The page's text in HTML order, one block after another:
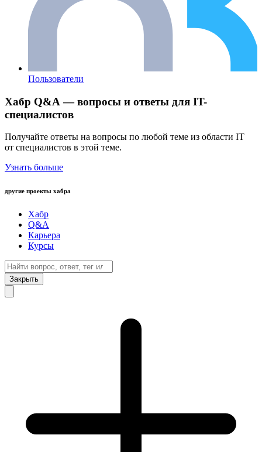
Пользователи
Хабр Q&A — вопросы и ответы для IT-
специалистов
Получайте ответы на вопросы по любой теме из области IT
от специалистов в этой теме.
Узнать больше
другие проекты хабра
Хабр
Q&A
Карьера
Курсы
Закрыть